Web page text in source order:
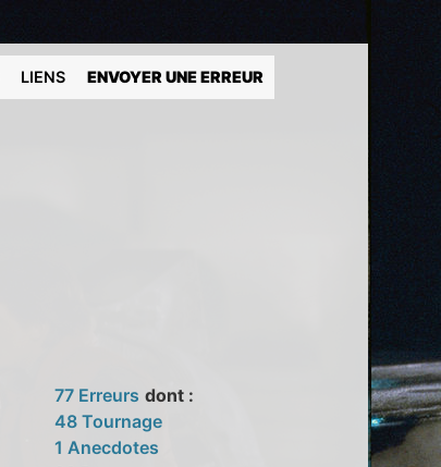
LIENS ENVOYER UNE ERREUR
77 Erreurs dont :
48 Tournage
1 Anecdotes